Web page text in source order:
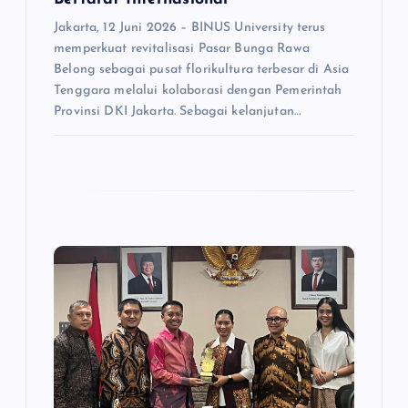
Jakarta, 12 Juni 2026 – BINUS University terus
memperkuat revitalisasi Pasar Bunga Rawa
Belong sebagai pusat florikultura terbesar di Asia
Tenggara melalui kolaborasi dengan Pemerintah
Provinsi DKI Jakarta. Sebagai kelanjutan…